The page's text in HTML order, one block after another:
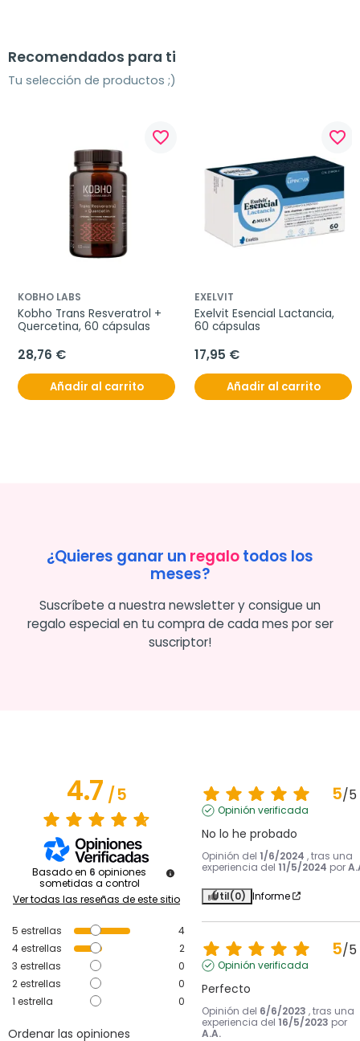
Recomendados para ti
Tu selección de productos ;)
favorite_border
KOBHO LABS
Kobho Trans Resveratrol +
Quercetina, 60 cápsulas
28,76 €
Añadir al carrito
favorite_border
EXELVIT
Exelvit Esencial Lactancia,
60 cápsulas
17,95 €
Añadir al carrito
¿Quieres ganar un regalotodos los
meses?
Suscríbete a nuestra newsletter y consigue un
regalo especial en tu compra de cada mes por ser
suscriptor!
4.7/5
Basado en 6 opiniones
sometidas a control
Ver todas las reseñas de este sitio
5 estrellas
4
4estrellas
2
3 estrellas
0
2estrellas
0
1 estrella 0
Ordenar las opiniones
5/5
Opinión verificada
No lo he probado
Opinión del 1/6/2024 , tras una
experiencia del 11/5/2024 por
Útil(0) Informe
5/5
Opinión verificada
Perfecto
Opinión del 6/6/2023 , tras una
experiencia del 16/5/2023 por
A.A.